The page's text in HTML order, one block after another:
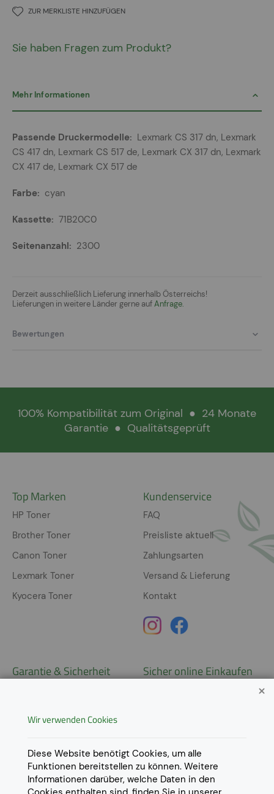
ZUR MERKLISTE HINZUFÜGEN
Sie haben Fragen zum Produkt?
Mehr Informationen
Mehr
Informationen
Lexmark CS 317 dn, Lexmark
CS 417 dn, Lexmark CS 517 de, Lexmark CX 317 dn, Lexmark
CX 417 de, Lexmark CX 517 de
cyan
71B20C0
2300
Derzeit ausschließlich Lieferung innerhalb Österreichs!
Lieferungen in weitere Länder gerne aufAnfrage.
Bewertungen
100% Kompatibilität zum Original ● 24 Monate
Garantie ● Qualitätsgeprüft
Top Marken
HP Toner
Brother Toner
Canon Toner
Lexmark Toner
Kyocera Toner
Kundenservice
FAQ
Preisliste aktuell
Zahlungsarten
Versand & Lieferung
Kontakt
Garantie & Sicherheit
Datenschutz
Impressum
Cookie Einstellungen
Sicher online Einkaufen
Lieferungen in weitere Länder
gerne aufAnfrage
Wir verwenden Cookies
Diese Website benötigt Cookies, um alle
Funktionen bereitstellen zu können. Weitere
Informationen darüber, welche Daten in den